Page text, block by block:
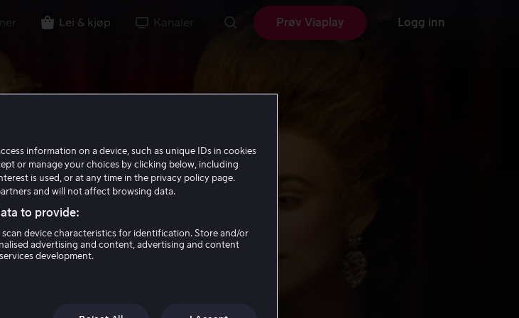
Lei & kjøp Kanaler Prøv Viaplay Logg inn
information on a device, such as unique IDs in cookies
or manage your choices by clicking below, including
is used, or at any time in the privacy policy page.
and will not affect browsing data.
to provide:
device characteristics for identification. Store and/or
advertising and content, advertising and content
development.